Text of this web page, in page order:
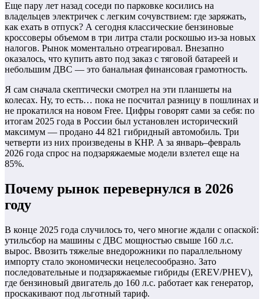
Еще пару лет назад соседи по парковке косились на
владельцев электричек с легким сочувствием: где заряжать,
как ехать в отпуск? А сегодня классические бензиновые
кроссоверы объемом в три литра стали роскошью из-за новых
налогов. Рынок моментально отреагировал. Внезапно
оказалось, что купить авто под заказ с тяговой батареей и
небольшим ДВС — это банальная финансовая грамотность.
Я сам сначала скептически смотрел на эти планшеты на
колесах. Ну, то есть… пока не посчитал разницу в пошлинах и
не прокатился на новом Free. Цифры говорят сами за себя: по
итогам 2025 года в России был установлен исторический
максимум — продано 44 821 гибридный автомобиль. Три
четверти из них произведены в КНР. А за январь–февраль
2026 года спрос на подзаряжаемые модели взлетел еще на
85%.
Почему рынок перевернулся в 2026
году
В конце 2025 года случилось то, чего многие ждали с опаской:
утильсбор на машины с ДВС мощностью свыше 160 л.с.
вырос. Ввозить тяжелые внедорожники по параллельному
импорту стало экономически нецелесообразно. Зато
последовательные и подзаряжаемые гибриды (EREV/PHEV),
где бензиновый двигатель до 160 л.с. работает как генератор,
проскакивают под льготный тариф.